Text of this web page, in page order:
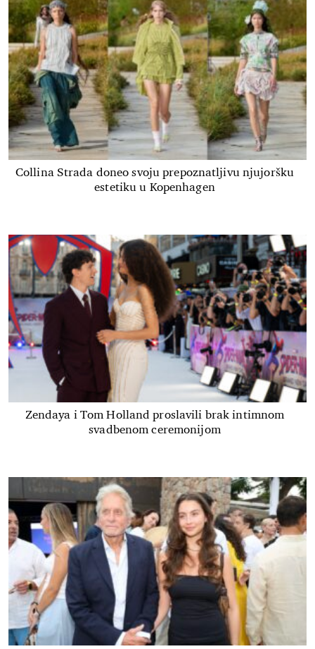
Collina Strada doneo svoju prepoznatljivu njujoršku
estetiku u Kopenhagen
Zendaya i Tom Holland proslavili brak intimnom
svadbenom ceremonijom